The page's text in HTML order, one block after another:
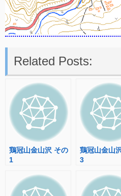
Related Posts:
鶏冠山金山沢 その
1
鶏冠山金山
3